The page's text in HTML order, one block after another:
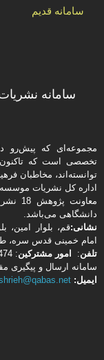
سامانه قدیم
سامانه
مجموعه‌ای که پیش‌رو
تخصصی است که
توانسته‌اند، مخاطبان
اداره كل نشریات
دانشگاهی می‌باشد.
نشانی:قم، بلوار
امام خمینی قدس سره،
تلفن: امور مشتركین: 32113474
سامانه ارسال و پیگیری
ایمیل: